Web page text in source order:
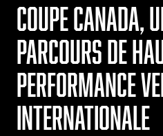
COUPE CANADA,
PARCOURS DE
PERFORMANCE
INTERNATIONALE